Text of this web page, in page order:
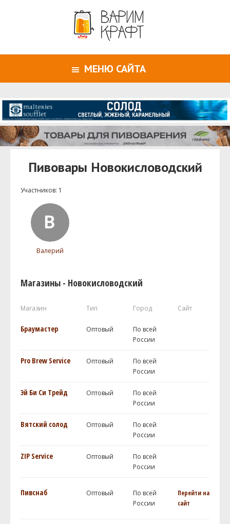
МЕНЮ САЙТА
Пивовары Новокисловодский
Участников: 1
Валерий
Магазины - Новокисловодский
Магазин Тип Город Сайт
Браумастер Оптовый
По всей
России
Pro Brew Service Оптовый
По всей
России
Эй Би Си Трейд Оптовый
По всей
России
Вятский солод Оптовый
По всей
России
ZIP Service Оптовый
По всей
России
Пивснаб Оптовый
По всей
России
Перейти на
сайт